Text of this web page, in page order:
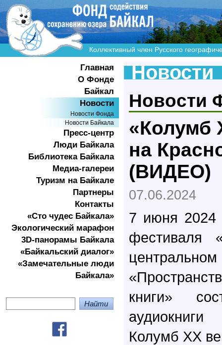
Коллективный член Русского
Главная
О Фонде
Байкал
Новости
Новости Фонда
Новости Байкала
Пресс-центр
Люди Байкала
Библиотека Байкала
Медиа-галереи
Туризм на Байкале
Партнеры
Контакты
«Сто чудес Байкала»
Экологичеcкий марафон
3D-панорамы Байкала
«Байкальский диалог»
«Замечательные люди
Байкала»
Новости
Новости
«Колумб
на
(ВИДЕО)
07.06.2024
7 июня 2024
фестиваля
книги»
Колумб XX